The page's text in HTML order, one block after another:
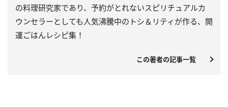
の料理研究家であり、予約がとれないスピリチュアルカ
ウンセラーとしても人気沸騰中のトシ＆リティが作る、開
運ごはんレシピ集！
この著者の記事一覧